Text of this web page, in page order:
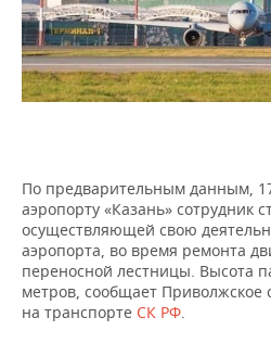
НЕФТЕХИМИЯ
НЕФТЬ
ОПК
РОЗНИЧНАЯ ТОРГОВЛЯ
ТРАНСПОРТ
НОВОСТИ ТЕХНОЛОГИЙ
IT
ТЕЛЕКОММУНИКАЦИИ
МЕРОПРИЯТИЯ
НОВОСТИ МЕРОПРИЯТИЙ
БИЗНЕС-БРАНЧИ
ONLINE-КОНФЕРЕНЦИИ
ОТКРЫТАЯ ЛЕКЦИЯ
СПОРТ
ФУТБОЛ
ХОККЕЙ
БАСКЕТБОЛ
НОВОСТИ ОБЩЕСТВА
ВЛАСТЬ
ИНФРАСТРУКТУРА
ФОТОГАЛЕРЕЯ
СЮЖЕТЫ
СПРАВОЧНИК
По предварительным данным,
аэропорту «Казань» сотрудник
осуществляющей свою
аэропорта, во время ремонта
переносной лестницы. Высота
метров, сообщает Приволжское
на транспорте СК РФ.